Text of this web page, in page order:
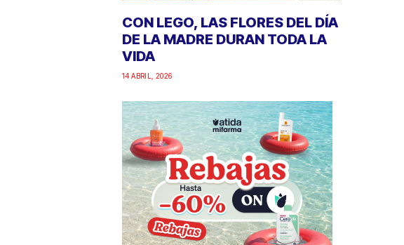
CON LEGO, LAS FLORES DEL DÍA
DE LA MADRE DURAN TODA LA
VIDA
14 ABRIL, 2026